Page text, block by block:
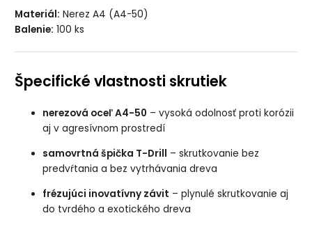
Materiál: Nerez A4 (A4-50)
Balenie: 100 ks
Špecifické vlastnosti skrutiek
nerezová oceľ A4-50 – vysoká odolnosť proti korózii
aj v agresívnom prostredí
samovrtná špička T-Drill – skrutkovanie bez
predvŕtania a bez vytrhávania dreva
frézujúci inovatívny závit – plynulé skrutkovanie aj
do tvrdého a exotického dreva